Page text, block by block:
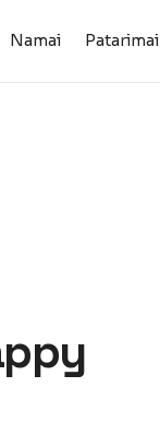
Namai Patarimai